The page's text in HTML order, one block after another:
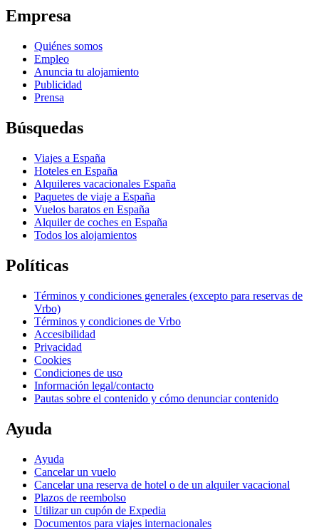
Empresa
Quiénes somos
Empleo
Anuncia tu alojamiento
Publicidad
Prensa
Búsquedas
Viajes a España
Hoteles en España
Alquileres vacacionales España
Paquetes de viaje a España
Vuelos baratos en España
Alquiler de coches en España
Todos los alojamientos
Políticas
Términos y condiciones generales (excepto para reservas de
Vrbo)
Términos y condiciones de Vrbo
Accesibilidad
Privacidad
Cookies
Condiciones de uso
Información legal/contacto
Pautas sobre el contenido y cómo denunciar contenido
Ayuda
Ayuda
Cancelar un vuelo
Cancelar una reserva de hotel o de un alquiler vacacional
Plazos de reembolso
Utilizar un cupón de Expedia
Documentos para viajes internacionales